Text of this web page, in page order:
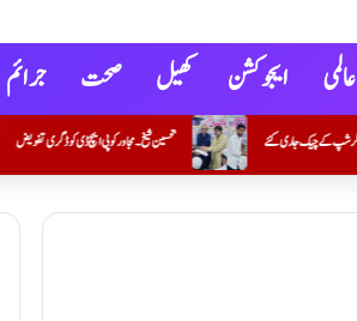
عالمی ایجوکشن کھیل صحت جرائم
کنوٹ شہر و گوکونڈہ علاقے میں خصوصی گہری نظرِ ثانی (SIR) کے 100 فیصد فارموں کی ڈیجیٹلائزیشن مکمل کرنے والے بی ایل او عمران خان کریم خان (معاون مدرس) کی اعزازی تقریب تحسین شیخ۔ مجاور کو پی ایچ ڈی کو ڈگری تفویض